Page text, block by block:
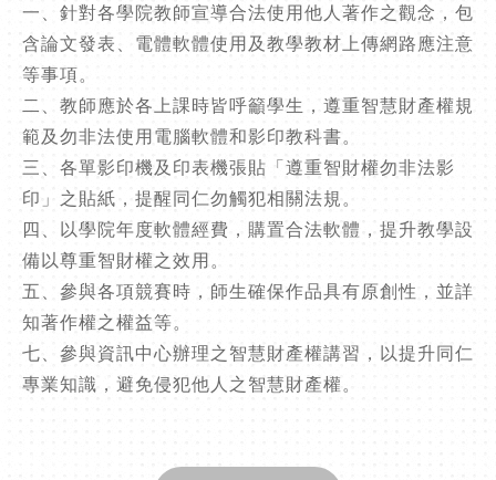
一、針對各學院教師宣導合法使用他人著作之觀念，包
含論文發表、電體軟體使用及教學教材上傳網路應注意
等事項。
二、教師應於各上課時皆呼籲學生，遵重智慧財產權規
範及勿非法使用電腦軟體和影印教科書。
三、各單影印機及印表機張貼「遵重智財權勿非法影
印」之貼紙，提醒同仁勿觸犯相關法規。
四、以學院年度軟體經費，購置合法軟體，提升教學設
備以尊重智財權之效用。
五、參與各項競賽時，師生確保作品具有原創性，並詳
知著作權之權益等。
七、參與資訊中心辦理之智慧財產權講習，以提升同仁
專業知識，避免侵犯他人之智慧財產權。